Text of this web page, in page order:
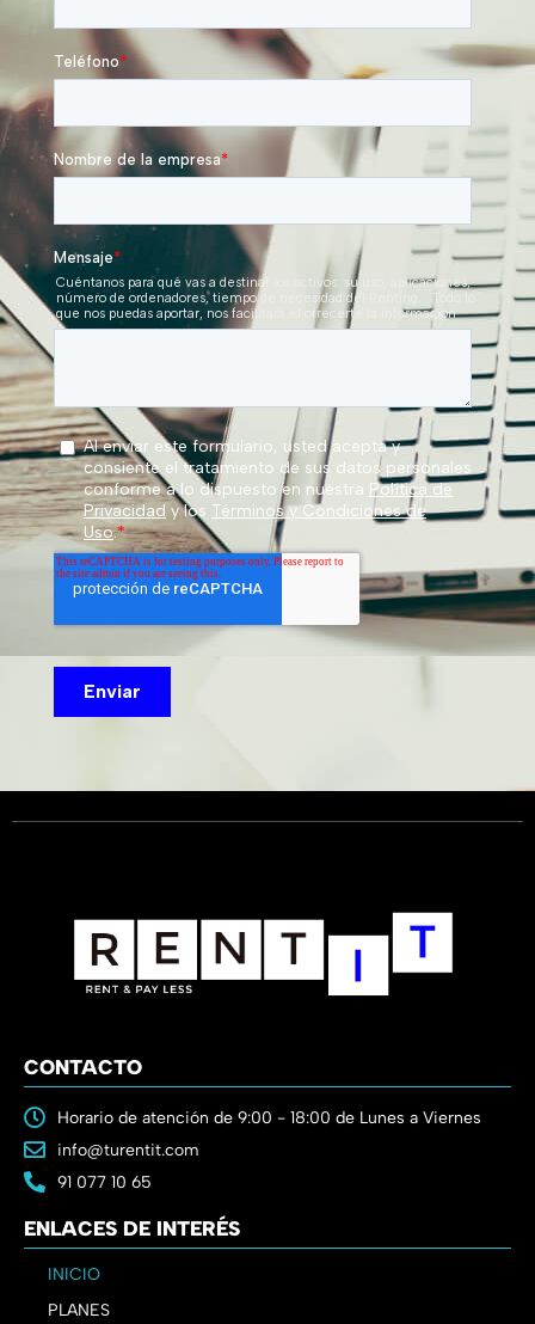
CONTACTO
Horario de atención de 9:00 - 18:00 de Lunes a Viernes
info@turentit.com
91 077 10 65
ENLACES DE INTERÉS
INICIO
PLANES